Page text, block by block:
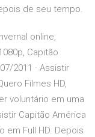
de seu tempo.
online,
Capitão
2011 · Assistir
Filmes HD,
voluntário em uma
Capitão América
em Full HD. Depois